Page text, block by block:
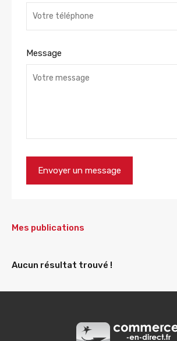
Message
Mes publications
Aucun résultat trouvé !